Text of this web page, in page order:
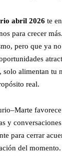
abril 2026 te
para crecer
pero que ya
alimentan tu
real.
y
para cerrar
del